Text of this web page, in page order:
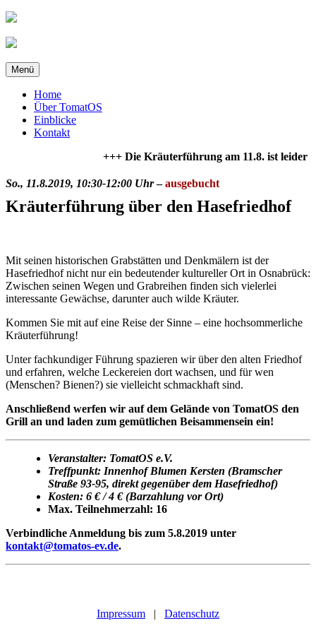
Zum
springen
Menü
Home
Über TomatOS
Einblicke
Kontakt
+++ Die Kräuterführung am 11.8. ist leider
So., 11.8.2019, 10:30-12:00 Uhr–ausgebucht
Kräuterführung über den Hasefriedhof
Mit seinen historischen Grabstätten und Denkmälern ist der
Hasefriedhof nicht nur ein bedeutender kultureller Ort in Osnabrück:
Zwischen seinen Wegen und Grabreihen finden sich vielerlei
interessante Gewächse, darunter auch wilde Kräuter.
Kommen Sie mit auf eine Reise der Sinne – eine hochsommerliche
Kräuterführung!
Unter fachkundiger Führung spazieren wir über den alten Friedhof
und erfahren, welche Leckereien dort wachsen, und für wen
(Menschen? Bienen?) sie vielleicht schmackhaft sind.
Anschließend werfen wir auf dem Gelände von TomatOS den
Grill an und laden zum gemütlichen Beisammensein ein!
Veranstalter: TomatOS e.V.
Treffpunkt: Innenhof Blumen Kersten (Bramscher
Straße 93-95, direkt gegenüber dem Hasefriedhof)
Kosten: 6 € / 4 € (Barzahlung vor Ort)
Max. Teilnehmerzahl: 16
Verbindliche Anmeldung bis zum 5.8.2019 unter
kontakt@tomatos-ev.de.
Impressum | Datenschutz